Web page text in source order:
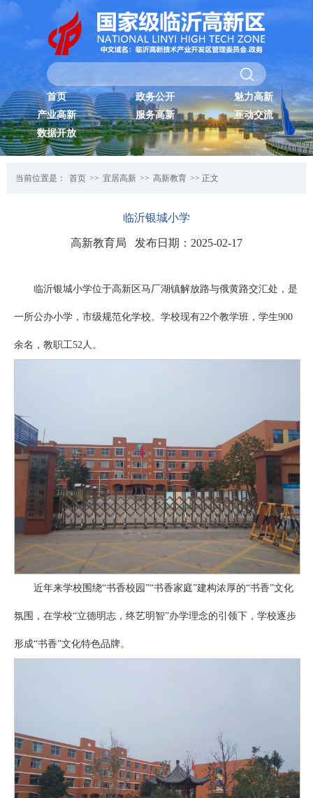
首页 政务公开
魅力高新
产业高新
服务高新
互动交流
数据开放
当前位置是： 首页 >> 宜居高新 >> 高新教育 >> 正文
临沂银城小学
高新教育局 发布日期：2025-02-17
临沂银城小学位于高新区马厂湖镇解放路与俄黄路交汇处，是
一所公办小学，市级规范化学校。学校现有22个教学班，学生900
余名，教职工52人。
近年来学校围绕“书香校园”“书香家庭”建构浓厚的“书香”文化
氛围，在学校“立德明志，终艺明智”办学理念的引领下，学校逐步
形成“书香”文化特色品牌。